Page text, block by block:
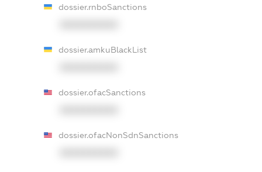
dossier.rnboSanctions
dossier.amkuBlackList
dossier.ofacSanctions
dossier.ofacNonSdnSanctions